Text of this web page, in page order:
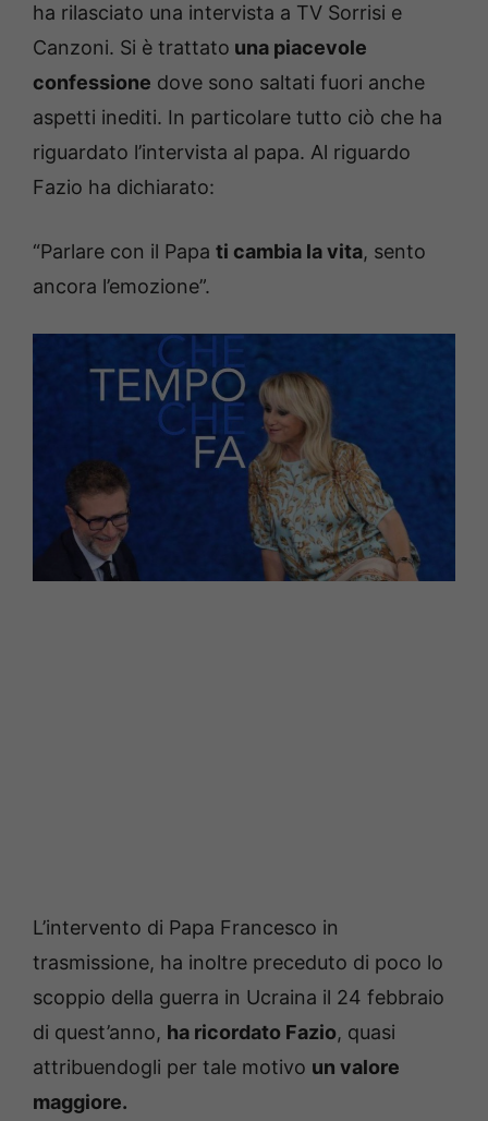
ha rilasciato una intervista a TV Sorrisi e
Canzoni. Si è trattato una piacevole
confessione dove sono saltati fuori anche
aspetti inediti. In particolare tutto ciò che ha
riguardato l’intervista al papa. Al riguardo
Fazio ha dichiarato:
“Parlare con il Papa ti cambia la vita, sento
ancora l’emozione”.
L’intervento di Papa Francesco in
trasmissione, ha inoltre preceduto di poco lo
scoppio della guerra in Ucraina il 24 febbraio
di quest’anno, ha ricordato Fazio, quasi
attribuendogli per tale motivo un valore
maggiore.